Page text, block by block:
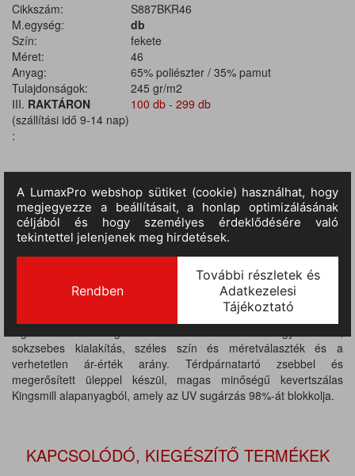
Cikkszám:
S887BKR46
M.egység:
db
Szín:
fekete
Méret:
46
Anyag:
65% poliészter / 35% pamut
Tulajdonságok:
245 gr/m2
III. RAKTÁRON
(szállítási idő 9-14 nap)
:
100 db - 299 db
TERMÉKINFORMÁCIÓ
MÉRETTÁBLÁZAT
Kingsmill 65% poliészter / 35% pamut 245g / m, évek óta az egyik
sokzsebes kialakítás, széles szín és méretválaszték és a
verhetetlen ár-érték arány. Térdpárnatartó zsebbel és
megerősített üleppel készül, magas minőségű kevertszálas
Kingsmill alapanyagból, amely az UV sugárzás 98%-át blokkolja.
KAPCSOLÓDÓ, KIEGÉSZÍTŐ TERMÉKEK